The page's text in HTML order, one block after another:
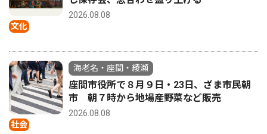
文化
2026.08.08
社会
海老名・座間・綾瀬
座間市役所で８月９日・23日、ざま市民朝
市 朝７時から地場産野菜など販売
2026.08.08